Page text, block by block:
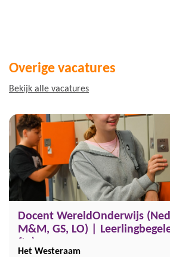
Overige vacatures
Bekijk alle vacatures
Docent WereldOnderwijs
M&M, GS, LO) |
Het Westeraam